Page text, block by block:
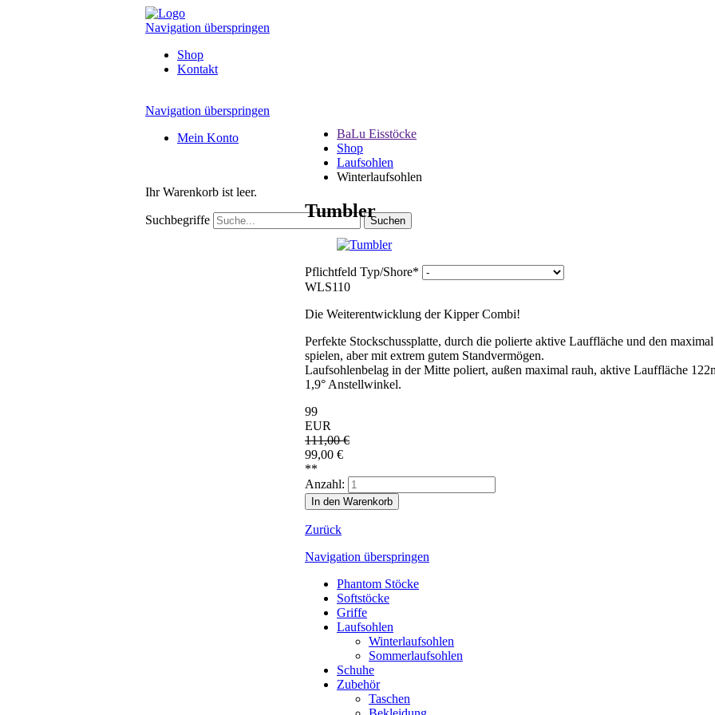
Navigation überspringen
Shop
Kontakt
Navigation überspringen
Mein Konto
Ihr Warenkorb ist leer.
Suchbegriffe
BaLu Eisstöcke
Shop
Laufsohlen
Winterlaufsohlen
Tumbler
Pflichtfeld Typ/Shore*
WLS110
Die Weiterentwicklung der Kipper Combi!
Perfekte Stockschussplatte, durch die polierte aktive Lauffläche und den
spielen, aber mit extrem gutem Standvermögen.
Laufsohlenbelag in der Mitte poliert, außen maximal rauh, aktive Lauffläche
1,9° Anstellwinkel.
99
EUR
111,00€
99,00 €
**
Anzahl:
Zurück
Navigation überspringen
Phantom Stöcke
Softstöcke
Griffe
Laufsohlen
Winterlaufsohlen
Sommerlaufsohlen
Schuhe
Zubehör
Taschen